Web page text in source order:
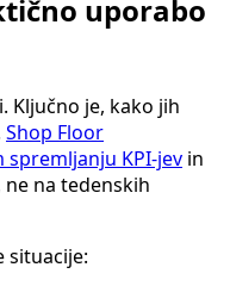
uporabo
Ključno je, kako jih
Shop Floor
KPI-jev in
na tedenskih
situacije: